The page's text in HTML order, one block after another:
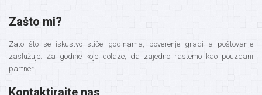
Zašto mi?
Zato što se iskustvo stiče godinama, poverenje gradi a poštovanje
zaslužuje. Za godine koje dolaze, da zajedno rastemo kao pouzdani
partneri.